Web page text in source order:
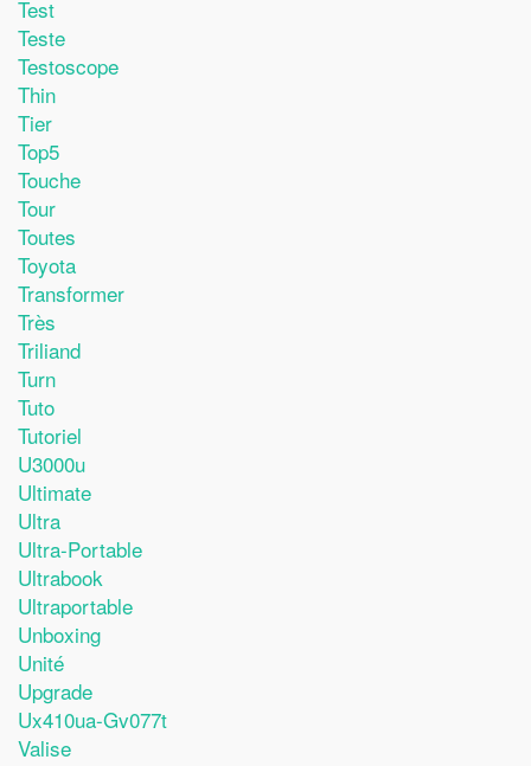
Test
Teste
Testoscope
Thin
Tier
Top5
Touche
Tour
Toutes
Toyota
Transformer
Très
Triliand
Turn
Tuto
Tutoriel
U3000u
Ultimate
Ultra
Ultra-Portable
Ultrabook
Ultraportable
Unboxing
Unité
Upgrade
Ux410ua-Gv077t
Valise